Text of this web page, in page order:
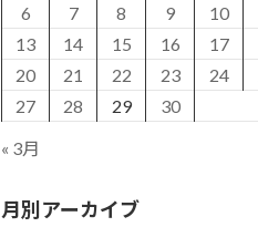
6
7 8 9 10
13
14 15 16 17
20
21 22 23 24
27
28 29 30
« 3月
月別アーカイブ